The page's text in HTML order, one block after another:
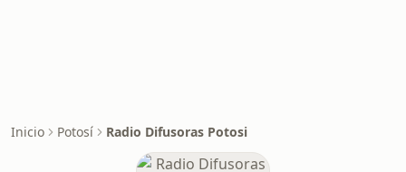
Inicio Potosí Radio Difusoras Potosi